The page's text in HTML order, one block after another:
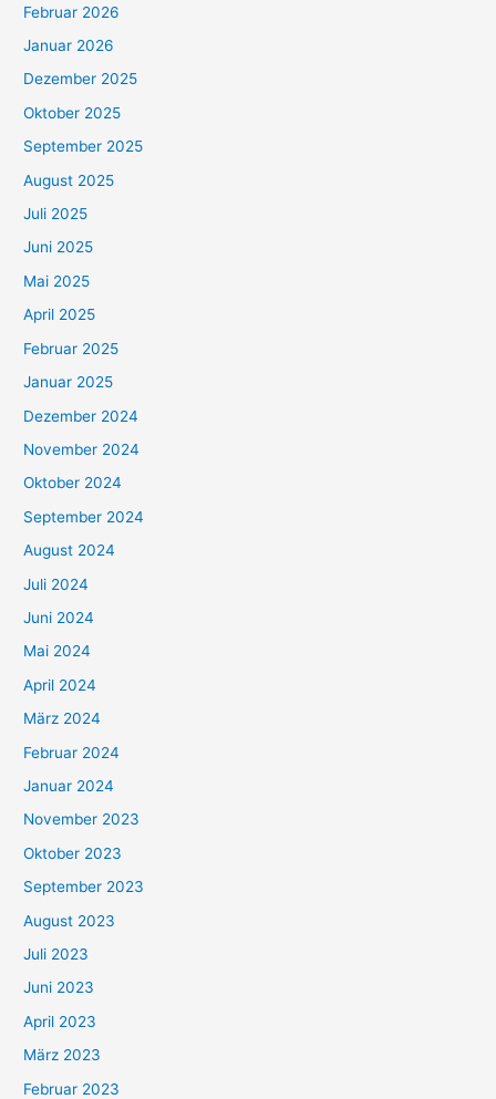
Februar 2026
Januar 2026
Dezember 2025
Oktober 2025
September 2025
August 2025
Juli 2025
Juni 2025
Mai 2025
April 2025
Februar 2025
Januar 2025
Dezember 2024
November 2024
Oktober 2024
September 2024
August 2024
Juli 2024
Juni 2024
Mai 2024
April 2024
März 2024
Februar 2024
Januar 2024
November 2023
Oktober 2023
September 2023
August 2023
Juli 2023
Juni 2023
April 2023
März 2023
Februar 2023